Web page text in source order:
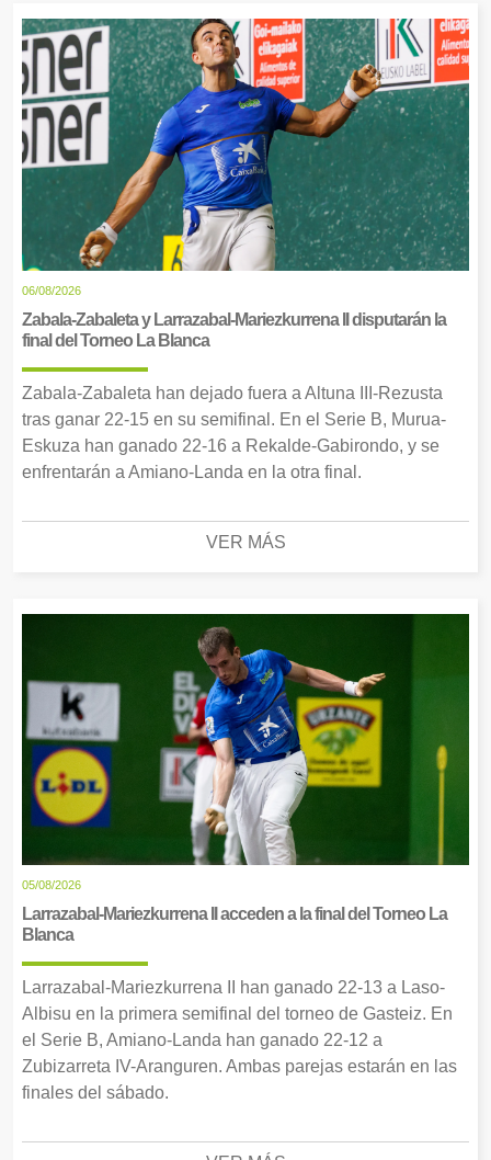
06/08/2026
Zabala-Zabaleta y Larrazabal-Mariezkurrena II disputarán la
final del Torneo La Blanca
Zabala-Zabaleta han dejado fuera a Altuna III-Rezusta
tras ganar 22-15 en su semifinal. En el Serie B, Murua-
Eskuza han ganado 22-16 a Rekalde-Gabirondo, y se
enfrentarán a Amiano-Landa en la otra final.
VER MÁS
05/08/2026
Larrazabal-Mariezkurrena II acceden a la final del Torneo La
Blanca
Larrazabal-Mariezkurrena II han ganado 22-13 a Laso-
Albisu en la primera semifinal del torneo de Gasteiz. En
el Serie B, Amiano-Landa han ganado 22-12 a
Zubizarreta IV-Aranguren. Ambas parejas estarán en las
finales del sábado.